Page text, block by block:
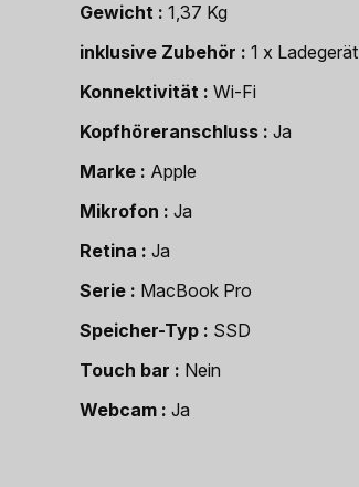
Gewicht
1,37 Kg
inklusive Zubehör
1 x Ladegerät
Konnektivität
Wi-Fi
Kopfhöreranschluss
Ja
Marke
Apple
Mikrofon
Ja
Retina
Ja
Serie
MacBook Pro
Speicher-Typ
SSD
Touch bar
Nein
Webcam
Ja